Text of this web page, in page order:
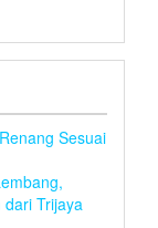
Sesuai
Trijaya